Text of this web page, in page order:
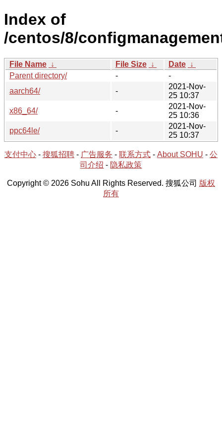
Index of
/centos/8/
File Name ↓ File Size ↓ Date ↓
Parent directory/
-
-
aarch64/
-
2021-Nov-
25 10:37
x86_64/
-
2021-Nov-
25 10:36
ppc64le/
-
2021-Nov-
25 10:37
支付中心 - 搜狐招聘 - 广告服务 - 联系方式 - About SOHU - 公
司介绍 - 隐私政策
Copyright © 2026 Sohu All Rights Reserved. 搜狐公司 版权
所有